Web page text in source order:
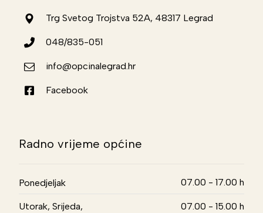
Trg Svetog Trojstva 52A, 48317 Legrad
048/835-051
info@opcinalegrad.hr
Facebook
Radno vrijeme općine
Ponedjeljak 07.00 - 17.00 h
Utorak, Srijeda,
07.00 - 15.00 h